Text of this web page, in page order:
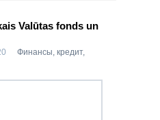
Valūtas fonds un
Финансы, кредит,